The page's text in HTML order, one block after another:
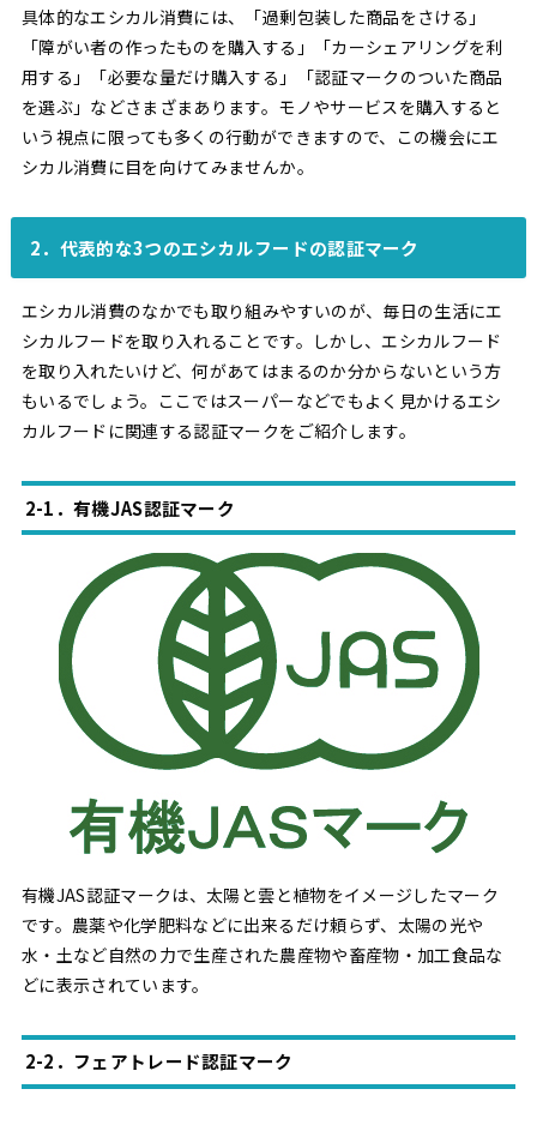
具体的なエシカル消費には、「過剰包装した商品をさける」
「障がい者の作ったものを購入する」「カーシェアリングを利
用する」「必要な量だけ購入する」「認証マークのついた商品
を選ぶ」などさまざまあります。モノやサービスを購入すると
いう視点に限っても多くの行動ができますので、この機会にエ
シカル消費に目を向けてみませんか。
2．代表的な3つのエシカルフードの認証マーク
エシカル消費のなかでも取り組みやすいのが、毎日の生活にエ
シカルフードを取り入れることです。しかし、エシカルフード
を取り入れたいけど、何があてはまるのか分からないという方
もいるでしょう。ここではスーパーなどでもよく見かけるエシ
カルフードに関連する認証マークをご紹介します。
2-1．有機JAS認証マーク
有機JAS認証マークは、太陽と雲と植物をイメージしたマーク
です。農薬や化学肥料などに出来るだけ頼らず、太陽の光や
水・土など自然の力で生産された農産物や畜産物・加工食品な
どに表示されています。
2-2．フェアトレード認証マーク